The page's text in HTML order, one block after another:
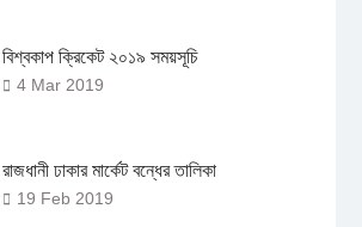
বিশ্বকাপ ক্রিকেট ২০১৯ সময়সূচি
4 Mar 2019
রাজধানী ঢাকার মার্কেট বন্ধের তালিকা
19 Feb 2019